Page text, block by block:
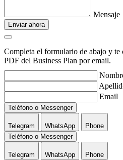
Mensaje
Enviar ahora
Completa el formulario de abajo y te
PDF del Business Plan por email.
Email
Teléfono o Messenger
Telegram WhatsApp
Phone
Teléfono o Messenger
Telegram WhatsApp Phone